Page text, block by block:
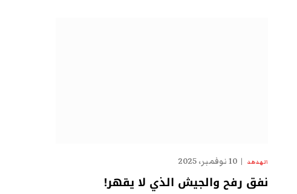
الهدهد 10 نوفمبر، 2025
نفق رفح والجيش الذي لا يقهر!